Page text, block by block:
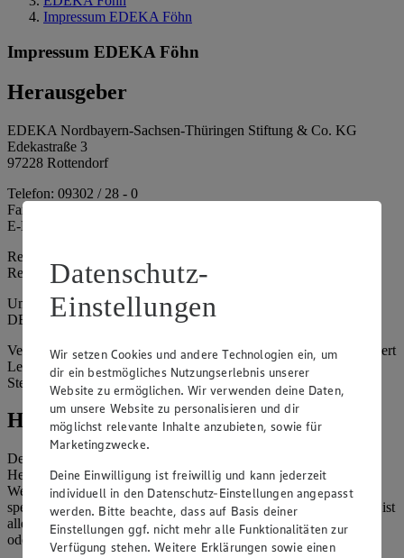
Impressum EDEKA Föhn
Impressum EDEKA Föhn
Herausgeber
EDEKA Nordbayern-Sachsen-Thüringen Stiftung & Co. KG
Edekastraße 3
97228 Rottendorf
Telefon: 09302 / 28 - 0
Fax: 09302 / 28 - 214
E-Mail: info@edeka.de
Registergericht: Amtsgericht Würzburg
Registernummer: HRA 6164
Umsatzsteuer-Identifikationsnummer gem. § 27a UStG:
DE261968694
Vertretungsberechtigte: Sebastian Kohrmann (Geschäftsführer), Gert
Lehmann (Geschäftsführer), Christian Remy (Geschäftsführer),
Stefan Legat (Vorstandsvorsitzender)
Hinweise
Der Inhalt dieser Website ist urheberrechtlich geschützt. Der
Herausgeber gewährt Ihnen jedoch das Recht, den auf dieser
Website bereitgestellten Text ganz oder ausschnittsweise zu
speichern und zu vervielfältigen. Aus Gründen des Urheberrechts ist
allerdings die Speicherung und Vervielfältigung von Bildmaterial
oder Grafiken aus dieser Website nicht gestattet.
Datenschutz-
Einstellungen
Wir setzen Cookies und andere Technologien ein, um
dir ein bestmögliches Nutzungserlebnis unserer
Website zu ermöglichen. Wir verwenden deine Daten,
um unsere Website zu personalisieren und dir
möglichst relevante Inhalte anzubieten, sowie für
Marketingzwecke.
Deine Einwilligung ist freiwillig und kann jederzeit
individuell in den Datenschutz-Einstellungen angepasst
werden. Bitte beachte, dass auf Basis deiner
Einstellungen ggf. nicht mehr alle Funktionalitäten zur
Verfügung stehen. Weitere Erklärungen sowie einen